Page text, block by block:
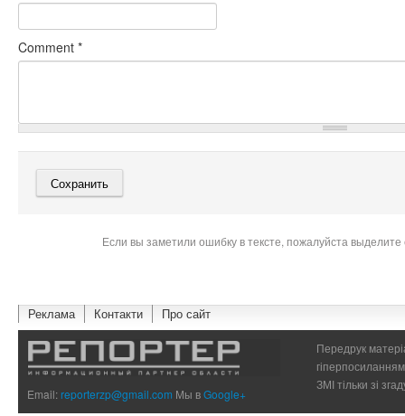
Comment *
Если вы заметили ошибку в тексте, пожалуйста
Реклама Контакти Про сайт
Email:reporterzp@gmail.com Мы вGoogle+
Передрук
ЗМІ тільки зі